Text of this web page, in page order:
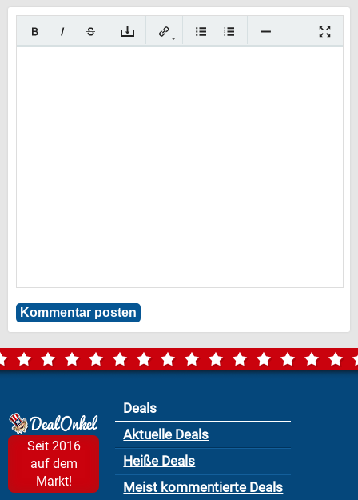
Seit 2016
auf dem
Markt!
Deals
Aktuelle Deals
Heiße Deals
Meist kommentierte Deals